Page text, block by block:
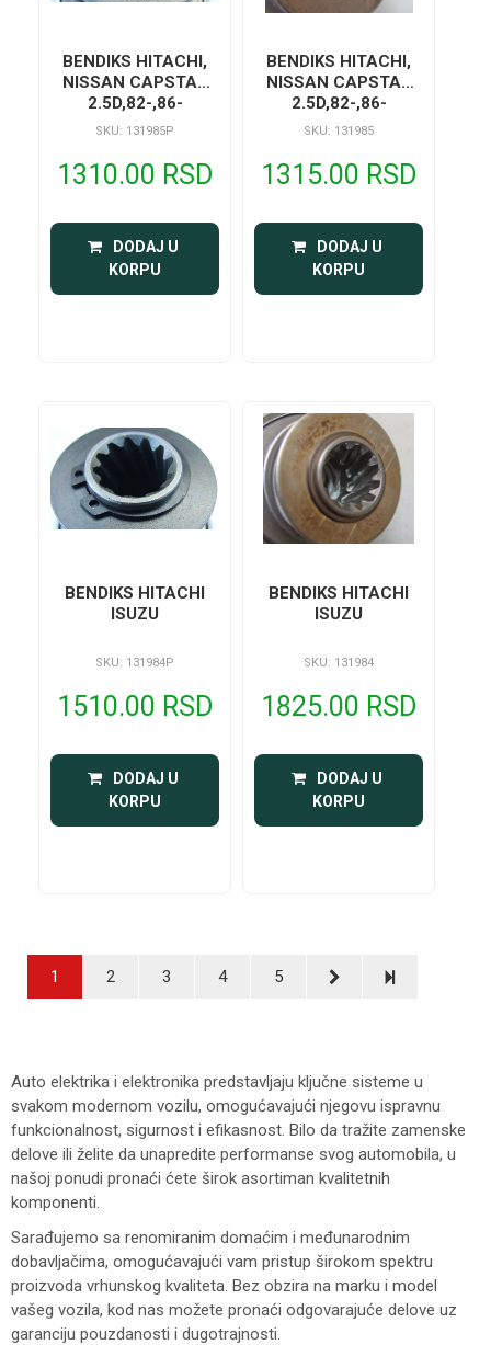
BENDIKS HITACHI,
NISSAN CAPSTAR
2.5D,82-,86-
SKU: 131985P
1310.00 RSD
DODAJ U
KORPU
BENDIKS HITACHI,
NISSAN CAPSTAR
2.5D,82-,86-
SKU: 131985
1315.00 RSD
DODAJ U
KORPU
BENDIKS HITACHI
ISUZU
SKU: 131984P
1510.00 RSD
DODAJ U
KORPU
BENDIKS HITACHI
ISUZU
SKU: 131984
1825.00 RSD
DODAJ U
KORPU
1 2 3 4 5
Auto elektrika i elektronika predstavljaju ključne sisteme u
svakom modernom vozilu, omogućavajući njegovu ispravnu
funkcionalnost, sigurnost i efikasnost. Bilo da tražite zamenske
delove ili želite da unapredite performanse svog automobila, u
našoj ponudi pronaći ćete širok asortiman kvalitetnih
komponenti.
Sarađujemo sa renomiranim domaćim i međunarodnim
dobavljačima, omogućavajući vam pristup širokom spektru
proizvoda vrhunskog kvaliteta. Bez obzira na marku i model
vašeg vozila, kod nas možete pronaći odgovarajuće delove uz
garanciju pouzdanosti i dugotrajnosti.